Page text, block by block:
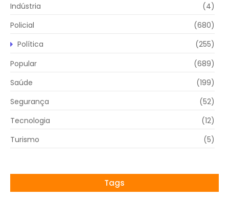
Indústria
(4)
Policial
(680)
Política
(255)
Popular
(689)
Saúde
(199)
Segurança
(52)
Tecnologia
(12)
Turismo
(5)
Tags